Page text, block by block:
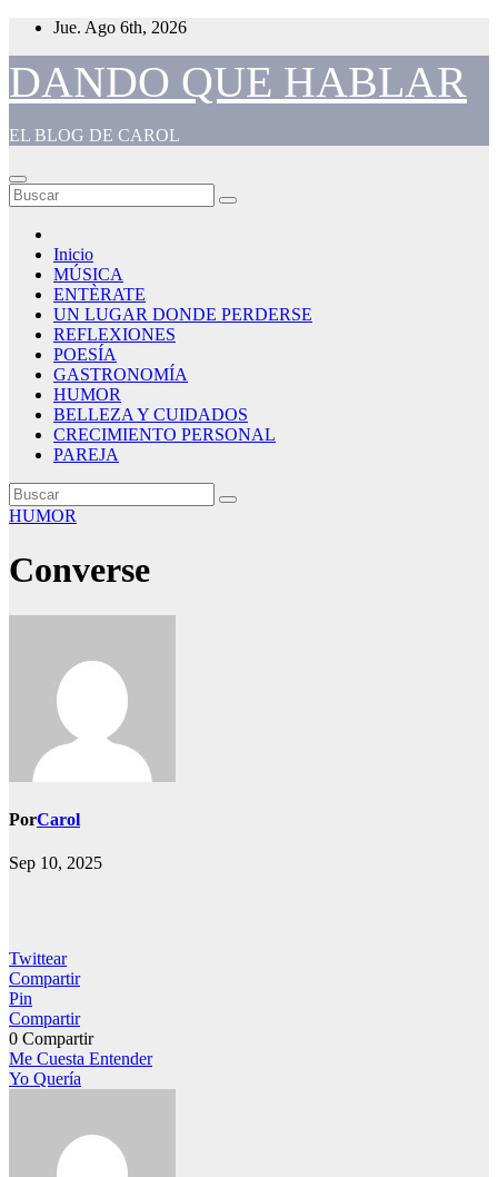
Saltar
contenido
Jue. Ago 6th, 2026
DANDO QUE HABLAR
EL BLOG DE CAROL
Inicio
MÚSICA
ENTÈRATE
UN LUGAR DONDE PERDERSE
REFLEXIONES
POESÍA
GASTRONOMÍA
HUMOR
BELLEZA Y CUIDADOS
CRECIMIENTO PERSONAL
PAREJA
HUMOR
Converse
PorCarol
Sep 10, 2025
Twittear
Compartir
Pin
Compartir
0 Compartir
Navegación
de
Me Cuesta Entender
Yo Quería